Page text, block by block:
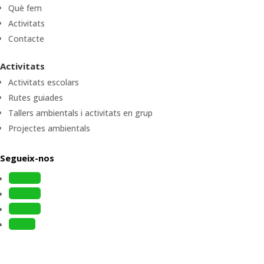
Què fem
Activitats
Contacte
Activitats
Activitats escolars
Rutes guiades
Tallers ambientals i activitats en grup
Projectes ambientals
Segueix-nos
Follow
Follow
Follow
Follow